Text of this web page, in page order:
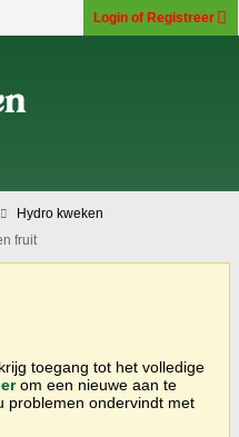
Login of Registreer
Hydro kweken
fruit
toegang tot het volledige
om een nieuwe aan te
problemen ondervindt met